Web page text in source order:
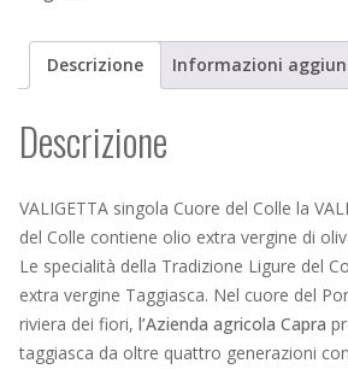
Descrizione Informazioni
Descrizione
VALIGETTA singola Cuore del Colle la
del Colle contiene olio extra vergine di
Le specialità della Tradizione Ligure del
extra vergine Taggiasca. Nel cuore del
riviera dei fiori, l’Azienda agricola Capra
taggiasca da oltre quattro generazioni